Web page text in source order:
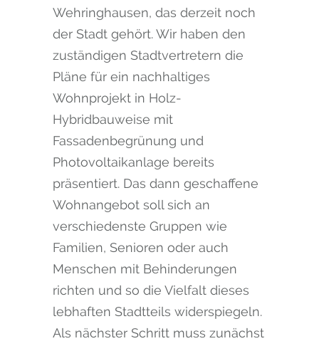
Wehringhausen, das derzeit noch
der Stadt gehört. Wir haben den
zuständigen Stadtvertretern die
Pläne für ein nachhaltiges
Wohnprojekt in Holz-
Hybridbauweise mit
Fassadenbegrünung und
Photovoltaikanlage bereits
präsentiert. Das dann geschaffene
Wohnangebot soll sich an
verschiedenste Gruppen wie
Familien, Senioren oder auch
Menschen mit Behinderungen
richten und so die Vielfalt dieses
lebhaften Stadtteils widerspiegeln.
Als nächster Schritt muss zunächst